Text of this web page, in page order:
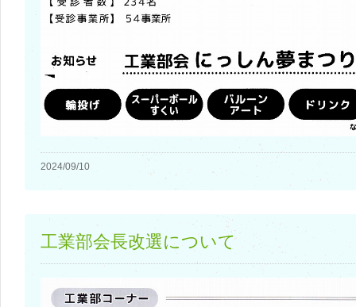
2024/09/10
工業部会長改選について